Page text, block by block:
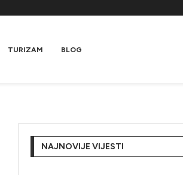
TURIZAM BLOG
NAJNOVIJE VIJESTI